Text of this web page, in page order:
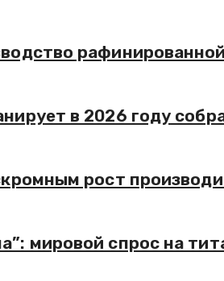
в 2026 году
рост
мировой спрос на